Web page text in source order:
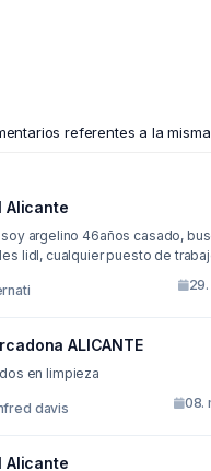
referentes a la
Alicante
soy argelino 46años casado,
lidl, cualquier puesto de
ALICANTE
de todos en limpieza
davis 08.
Alicante